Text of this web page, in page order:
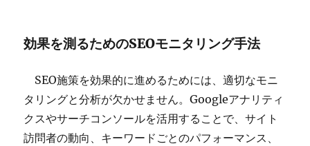
効果を測るためのSEOモニタリング手法
SEO施策を効果的に進めるためには、適切なモニ
タリングと分析が欠かせません。Googleアナリティ
クスやサーチコンソールを活用することで、サイト
訪問者の動向、キーワードごとのパフォーマンス、